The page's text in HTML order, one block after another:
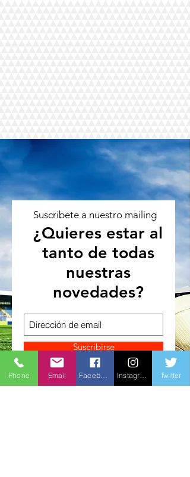
Suscribete a nuestro mailing
¿Quieres estar al
tanto de todas
nuestras
novedades?
Suscribirse
Phone Email Twitter